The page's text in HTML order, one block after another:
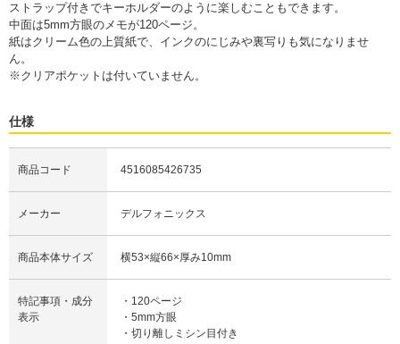
ストラップ付きでキーホルダーのように楽しむこともできます。
中面は5mm方眼のメモが120ページ。
紙はクリーム色の上質紙で、インクのにじみや裏写りも気になりませ
ん。
※クリアポケットは付いていません。
仕様
商品コード 4516085426735
メーカー デルフォニックス
商品本体サイズ 横53×縦66×厚み10mm
特記事項・成分
表示
・120ページ
・5mm方眼
・切り離しミシン目付き